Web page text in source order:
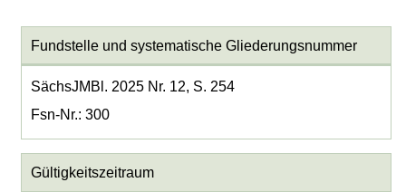
Fundstelle und systematische Gliederungsnummer
SächsJMBl. 2025 Nr. 12, S. 254
Fsn-Nr.: 300
Gültigkeitszeitraum